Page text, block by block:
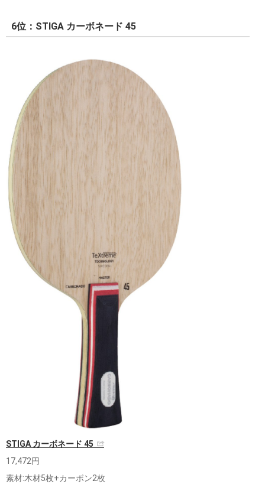
6位：STIGA カーボネード 45
STIGA カーボネード 45
17,472円
素材:木材5枚+カーボン2枚